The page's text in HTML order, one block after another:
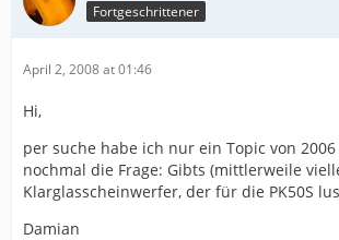
Fortgeschrittener
April 2, 2008 at 01:46
Hi,
per suche habe ich nur ein Topic von
nochmal die Frage: Gibts (mittlerweile
Klarglasscheinwerfer, der für die PK50S
Damian